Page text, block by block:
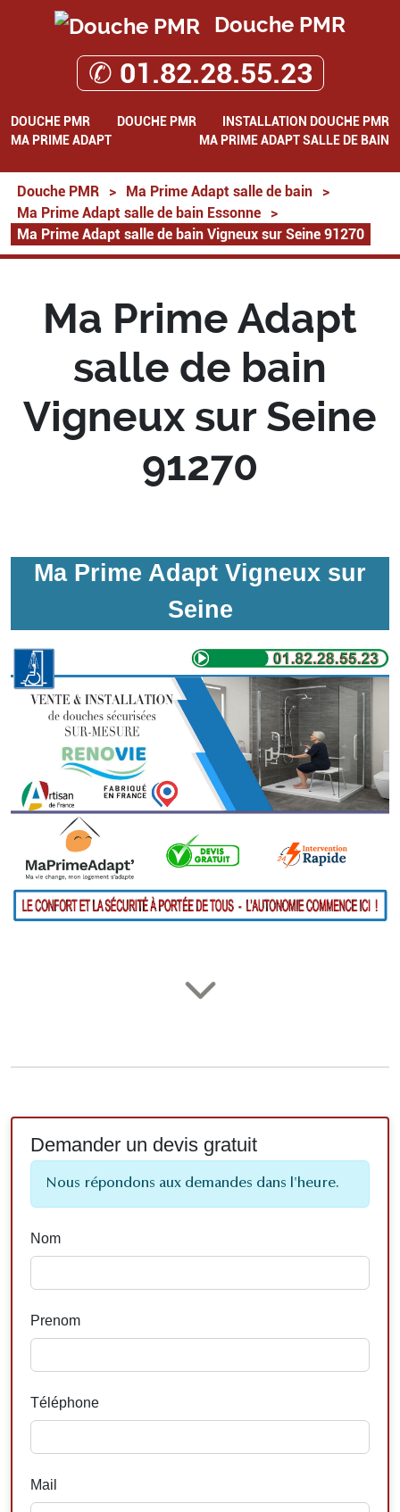
Douche PMR
✆ 01.82.28.55.23
DOUCHE PMR DOUCHE PMR
INSTALLATION DOUCHE PMR
MA PRIME ADAPT
MA PRIME ADAPT SALLE DE BAIN
Douche PMR > Ma Prime Adapt salle de bain
>
Ma Prime Adapt salle de bain Essonne
>
Ma Prime Adapt salle de bain Vigneux sur Seine 91270
Ma Prime Adapt
salle de bain
Vigneux sur Seine
91270
Ma Prime Adapt Vigneux sur
Seine
Demander un devis gratuit
Nous répondons aux demandes dans l'heure.
Nom
Prenom
Téléphone
Mail